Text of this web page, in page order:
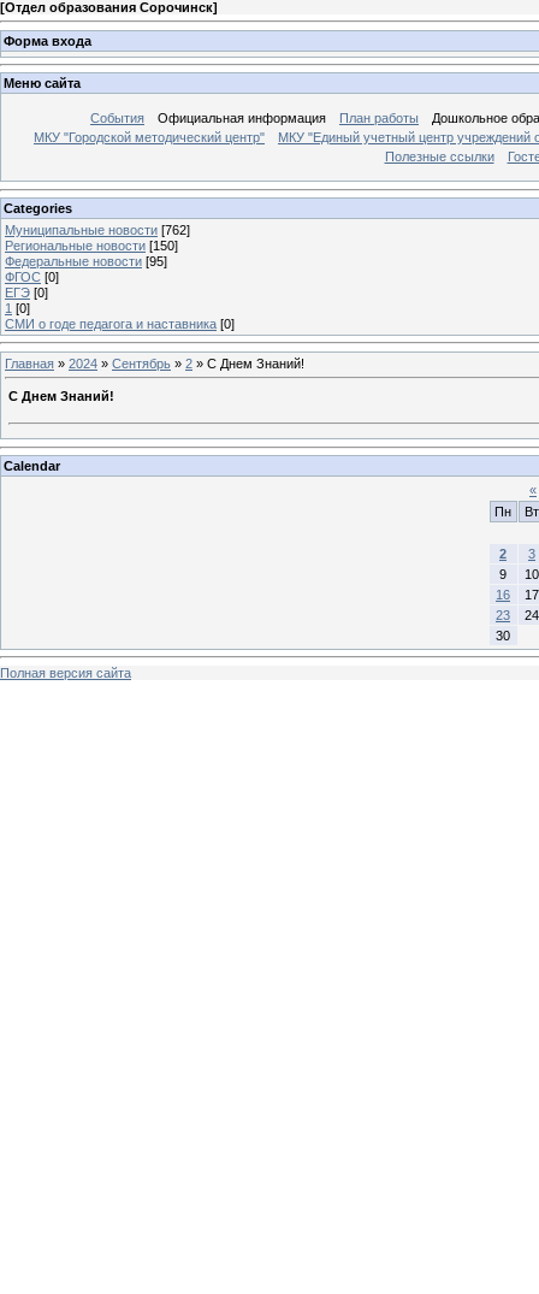
[Отдел образования Сорочинск]
Форма входа
Меню сайта
События Официальная информация План работы
Дошкольное
МКУ "Городской методический центр"
МКУ "Единый учетный центр учреждений
Полезные ссылки
Categories
Муниципальные новости [762]
Региональные новости [150]
Федеральные новости [95]
ФГОС [0]
ЕГЭ [0]
1 [0]
СМИ о годе педагога и наставника [0]
Главная » 2024 » Сентябрь » 2 » С Днем Знаний!
С Днем Знаний!
Calendar
«
Пн
Вт
2
3
9
10
16
17
23
24
30
Полная версия сайта